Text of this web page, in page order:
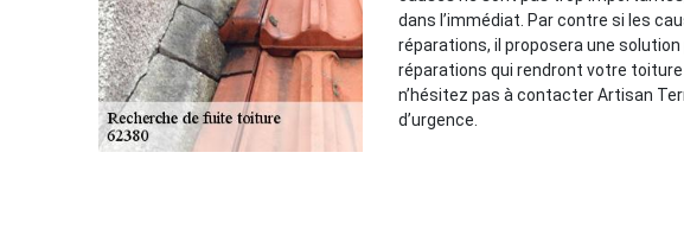
dans l’immédiat. Par contre si les
réparations, il proposera une
réparations qui rendront votre
n’hésitez pas à contacter Artisan
d’urgence.